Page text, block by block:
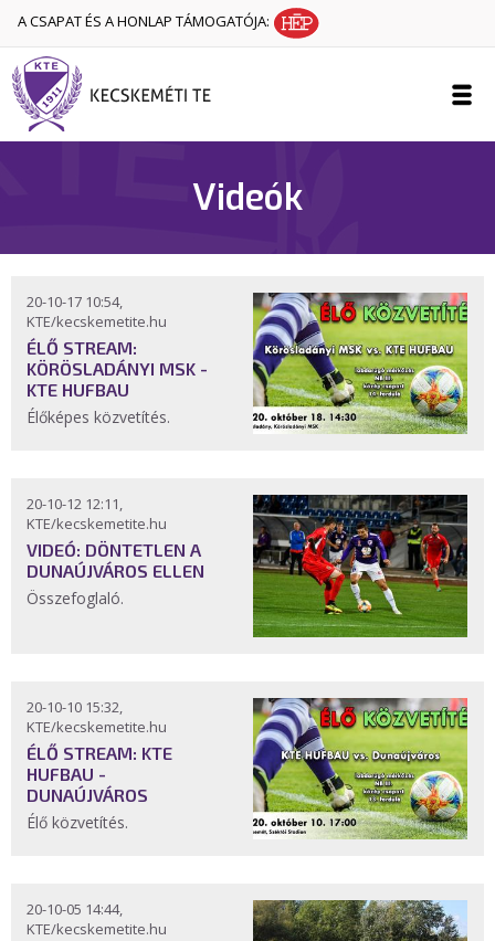
A CSAPAT ÉS A HONLAP TÁMOGATÓJA:
Videók
20-10-17 10:54,
KTE/kecskemetite.hu
ÉLŐ STREAM:
KÖRÖSLADÁNYI MSK -
KTE HUFBAU
Élőképes közvetítés.
20-10-12 12:11,
KTE/kecskemetite.hu
VIDEÓ: DÖNTETLEN A
DUNAÚJVÁROS ELLEN
Összefoglaló.
20-10-10 15:32,
KTE/kecskemetite.hu
ÉLŐ STREAM: KTE
HUFBAU -
DUNAÚJVÁROS
Élő közvetítés.
20-10-05 14:44,
KTE/kecskemetite.hu